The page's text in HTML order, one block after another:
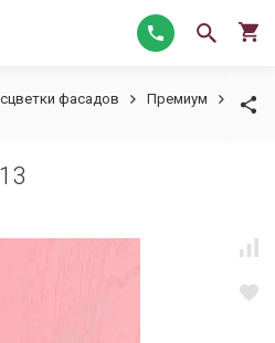
фасадов Премиум